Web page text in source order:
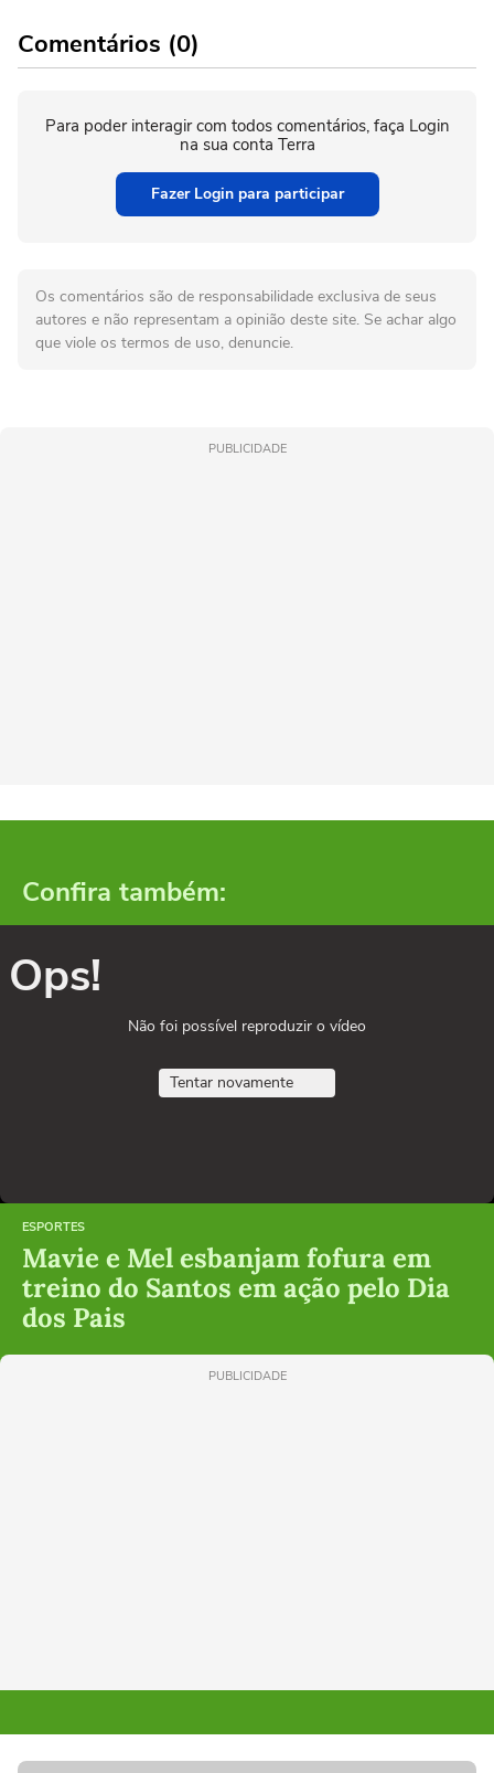
Comentários (0)
Para poder interagir com todos comentários, faça Login
na sua conta Terra
Fazer Login para participar
Os comentários são de responsabilidade exclusiva de seus
autores e não representam a opinião deste site. Se achar algo
que viole os termos de uso, denuncie.
PUBLICIDADE
Confira também:
Ops!
Não foi possível reproduzir o vídeo
Tentar novamente
ESPORTES
Mavie e Mel esbanjam fofura em
treino do Santos em ação pelo Dia
dos Pais
PUBLICIDADE